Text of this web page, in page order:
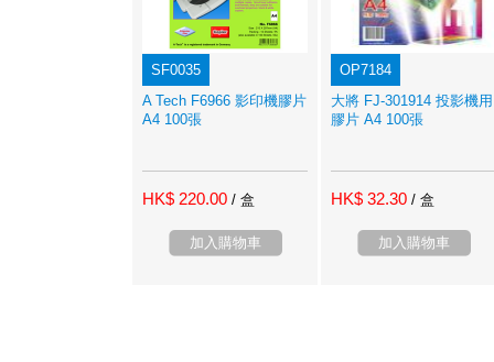
SF0035
A Tech F6966 影印機膠片
A4 100張
HK$ 220.00 / 盒
加入購物車
OP7184
大將 FJ-301914 投影機用
膠片 A4 100張
HK$ 32.30 / 盒
加入購物車